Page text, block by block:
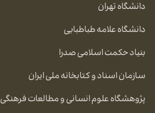
دانشگاه تهران
دانشگاه علامه طباطبایی
بنیاد حکمت اسلامی صدرا
سازمان اسناد و کتابخانه ملی ایران
پژوهشگاه علوم انسانی و مطالعات فرهنگی